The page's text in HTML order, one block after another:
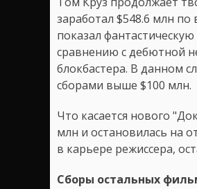
заработал $548.6 млн
показал
сравнению с дебютной
блокбастера. В данном
сборами выше $100 млн.
Что касается нового
млн и остановилась на
в карьере режиссера,
Сборы остальных